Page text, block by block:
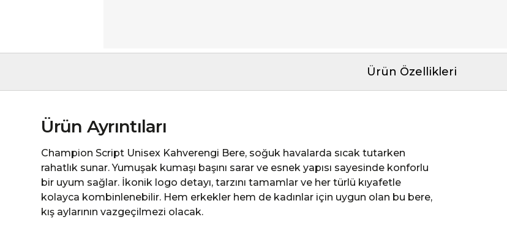
Ürün Özellikleri
Ürün Ayrıntıları
Champion Script Unisex Kahverengi Bere, soğuk havalarda sıcak tutarken
rahatlık sunar. Yumuşak kumaşı başını sarar ve esnek yapısı sayesinde konforlu
bir uyum sağlar. İkonik logo detayı, tarzını tamamlar ve her türlü kıyafetle
kolayca kombinlenebilir. Hem erkekler hem de kadınlar için uygun olan bu bere,
kış aylarının vazgeçilmezi olacak.